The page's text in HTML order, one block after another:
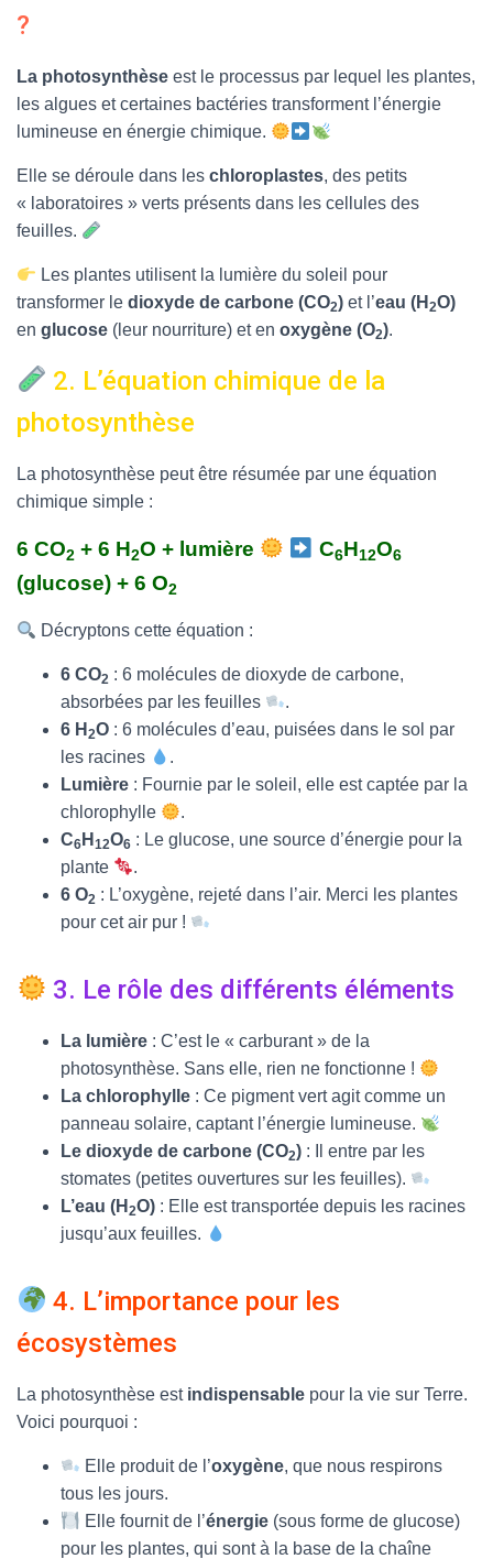
?
La photosynthèse est le processus par lequel les plantes,
les algues et certaines bactéries transforment l’énergie
lumineuse en énergie chimique.
Elle se déroule dans les chloroplastes, des petits
« laboratoires » verts présents dans les cellules des
feuilles.
Les plantes utilisent la lumière du soleil pour
transformer le dioxyde de carbone (CO2) et l’eau (H 2O)
en glucose (leur nourriture) et en oxygène (O2).
2. L’équation chimique de la
photosynthèse
La photosynthèse peut être résumée par une équation
chimique simple :
6 CO2 + 6 H2O + lumière C6H12O6
(glucose) + 6 O2
Décryptons cette équation :
6 CO2 : 6 molécules de dioxyde de carbone,
absorbées par les feuilles
.
6 H 2O : 6 molécules d’eau, puisées dans le sol par
les racines
.
Lumière : Fournie par le soleil, elle est captée par la
chlorophylle
.
C6 H 12O6 : Le glucose, une source d’énergie pour la
plante
.
6 O2 : L’oxygène, rejeté dans l’air. Merci les plantes
pour cet air pur !
3. Le rôle des différents éléments
La lumière : C’est le « carburant » de la
photosynthèse. Sans elle, rien ne fonctionne !
La chlorophylle : Ce pigment vert agit comme un
panneau solaire, captant l’énergie lumineuse.
Le dioxyde de carbone (CO2) : Il entre par les
stomates (petites ouvertures sur les feuilles).
L’eau (H 2O) : Elle est transportée depuis les racines
jusqu’aux feuilles.
4. L’importance pour les
écosystèmes
La photosynthèse est indispensable pour la vie sur Terre.
Voici pourquoi :
Elle produit de l’oxygène, que nous respirons
tous les jours.
Elle fournit de l’énergie (sous forme de glucose)
pour les plantes, qui sont à la base de la chaîne